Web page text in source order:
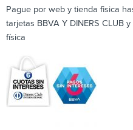
Pague por web y tienda fisica
tarjetas BBVA Y DINERS CLUB
física